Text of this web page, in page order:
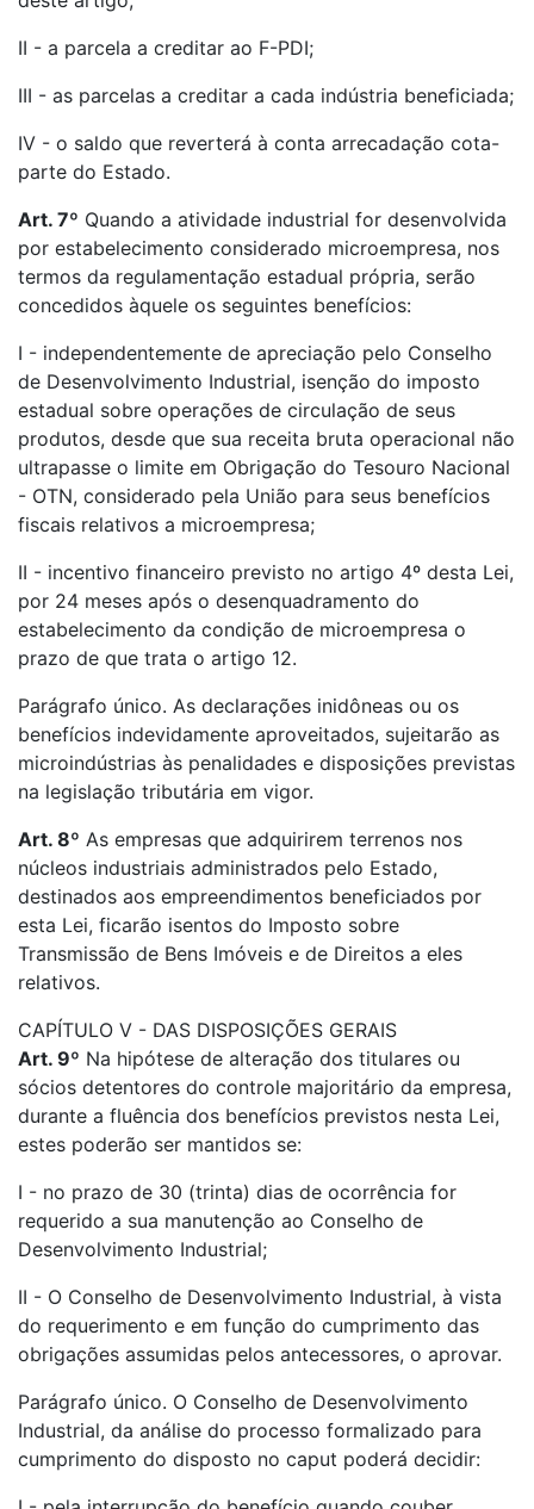
II - a parcela a creditar ao F-PDI;
III - as parcelas a creditar a cada indústria beneficiada;
IV - o saldo que reverterá à conta arrecadação cota-
parte do Estado.
Art. 7º Quando a atividade industrial for desenvolvida
por estabelecimento considerado microempresa, nos
termos da regulamentação estadual própria, serão
concedidos àquele os seguintes benefícios:
I - independentemente de apreciação pelo Conselho
de Desenvolvimento Industrial, isenção do imposto
estadual sobre operações de circulação de seus
produtos, desde que sua receita bruta operacional não
ultrapasse o limite em Obrigação do Tesouro Nacional
- OTN, considerado pela União para seus benefícios
fiscais relativos a microempresa;
II - incentivo financeiro previsto no artigo 4º desta Lei,
por 24 meses após o desenquadramento do
estabelecimento da condição de microempresa o
prazo de que trata o artigo 12.
Parágrafo único. As declarações inidôneas ou os
benefícios indevidamente aproveitados, sujeitarão as
microindústrias às penalidades e disposições previstas
na legislação tributária em vigor.
Art. 8º As empresas que adquirirem terrenos nos
núcleos industriais administrados pelo Estado,
destinados aos empreendimentos beneficiados por
esta Lei, ficarão isentos do Imposto sobre
Transmissão de Bens Imóveis e de Direitos a eles
relativos.
CAPÍTULO V - DAS DISPOSIÇÕES GERAIS
Art. 9º Na hipótese de alteração dos titulares ou
sócios detentores do controle majoritário da empresa,
durante a fluência dos benefícios previstos nesta Lei,
estes poderão ser mantidos se:
I - no prazo de 30 (trinta) dias de ocorrência for
requerido a sua manutenção ao Conselho de
Desenvolvimento Industrial;
II - O Conselho de Desenvolvimento Industrial, à vista
do requerimento e em função do cumprimento das
obrigações assumidas pelos antecessores, o aprovar.
Parágrafo único. O Conselho de Desenvolvimento
Industrial, da análise do processo formalizado para
cumprimento do disposto no caput poderá decidir: